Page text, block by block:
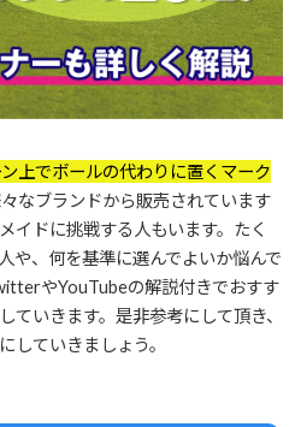
上でボールの代わりに置くマーク
なブランドから販売されています
イドに挑戦する人もいます。たく
や、何を基準に選んでよいか悩んで
やYouTubeの解説付きでおすす
ていきます。是非参考にして頂き、
していきましょう。